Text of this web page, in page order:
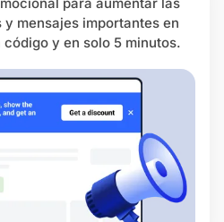
para aumentar las
mensajes importantes en
y en solo 5 minutos.